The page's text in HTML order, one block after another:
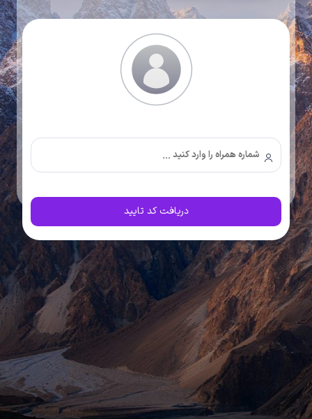
دریافت کد تایید